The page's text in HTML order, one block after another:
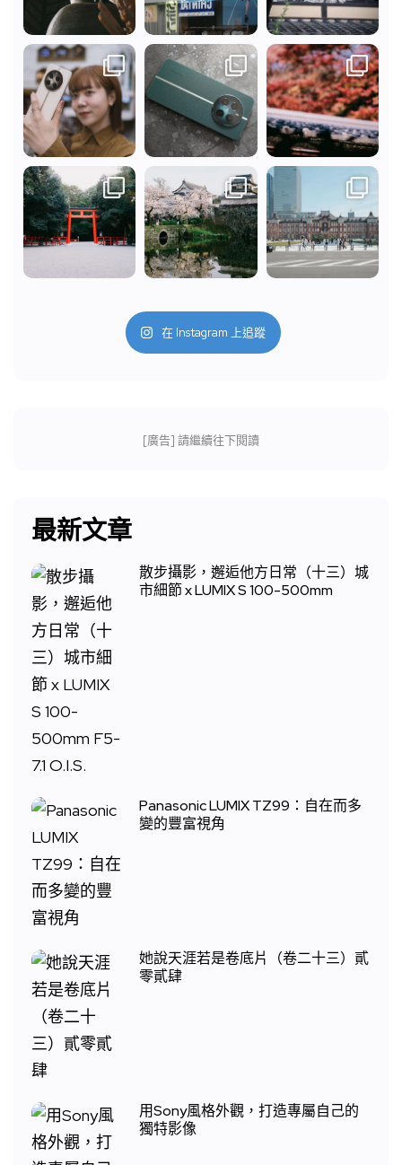
在 Instagram 上追蹤
[廣告] 請繼續往下閱讀
最新文章
散步攝影，邂逅他方日常（十三）城
市細節 x LUMIX S 100-500mm
Panasonic LUMIX TZ99：自在而多
變的豐富視角
她說天涯若是卷底片（卷二十三）貳
零貳肆
用Sony風格外觀，打造專屬自己的
獨特影像